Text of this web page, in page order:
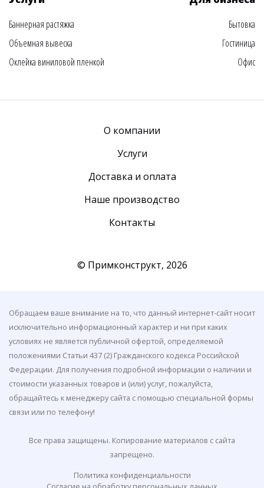
Баннерная растяжка
Объемная вывеска
Оклейка виниловой пленкой
Бытовка
Гостиница
Офис
О компании
Услуги
Доставка и оплата
Наше производство
Контакты
© Примконструкт, 2026
Обращаем ваше внимание на то, что данный интернет-сайт носит
исключительно информационный характер и ни при каких
условиях не является публичной офертой, определяемой
положениями Статьи 437 (2) Гражданского кодекса Российской
Федерации. Для получения подробной информации о наличии и
стоимости указанных товаров и (или) услуг, пожалуйста,
обращайтесь к менеджеру сайта с помощью специальной формы
связи или по телефону!
Все права защищены. Копирование материалов с сайта
запрещено.
Политика конфиденциальности